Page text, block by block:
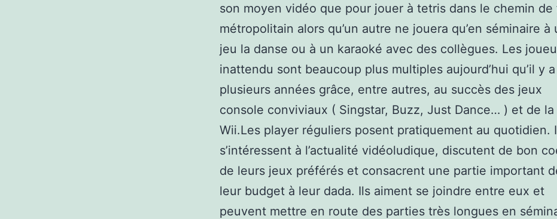
son moyen vidéo que pour jouer à tetris dans le chemin de
métropolitain alors qu’un autre ne jouera qu’en séminaire à
jeu la danse ou à un karaoké avec des collègues. Les
inattendu sont beaucoup plus multiples aujourd’hui qu’il y a
plusieurs années grâce, entre autres, au succès des jeux
console conviviaux ( Singstar, Buzz, Just Dance… ) et de la
Wii.Les player réguliers posent pratiquement au quotidien.
s’intéressent à l’actualité vidéoludique, discutent de bon
de leurs jeux préférés et consacrent une partie important
leur budget à leur dada. Ils aiment se joindre entre eux et
peuvent mettre en route des parties très longues en